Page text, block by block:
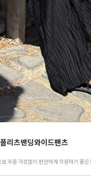
리츠밴딩와이드팬츠
주름 걱정없이 편안하게 착용하기 좋은